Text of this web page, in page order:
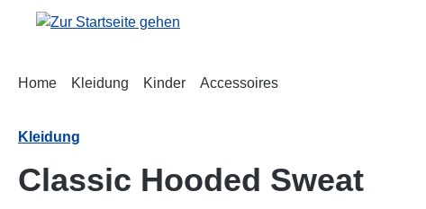
Hauptinhalt springen
Zur Suche springen
Zur Hauptnavigation springen
Home Kleidung Kinder Accessoires
Kleidung
Classic Hooded Sweat